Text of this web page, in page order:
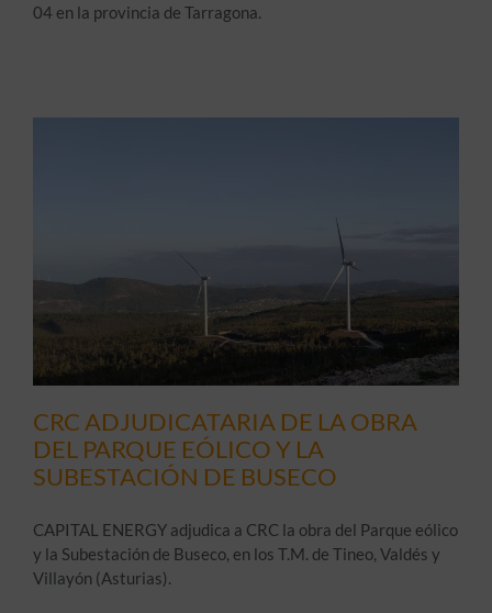
04 en la provincia de Tarragona.
CRC ADJUDICATARIA DE LA OBRA
DEL PARQUE EÓLICO Y LA
SUBESTACIÓN DE BUSECO
CAPITAL ENERGY adjudica a CRC la obra del Parque eólico
y la Subestación de Buseco, en los T.M. de Tineo, Valdés y
Villayón (Asturias).